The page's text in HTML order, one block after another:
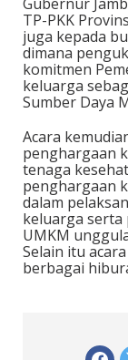
TP-PKK
juga kepada
dimana
komitmen
keluarga
Sumber Daya
Acara
penghargaan
tenaga
penghargaan
dalam
keluarga serta
UMKM
Selain itu
berbagai